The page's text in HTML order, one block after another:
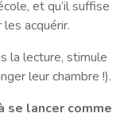
et qu’il suffise
acquérir.
la lecture, stimule
leur chambre !).
se lancer comme